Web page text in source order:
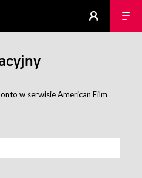
w serwisie American Film